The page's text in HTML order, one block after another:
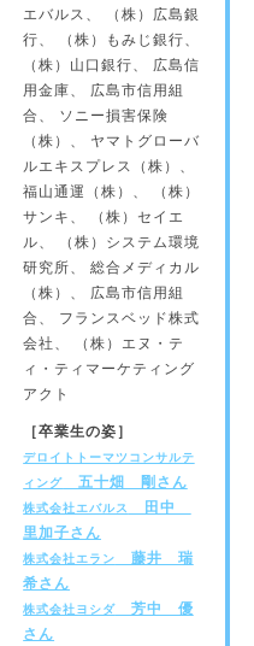
エバルス、 （株）広島銀
行、 （株）もみじ銀行、
（株）山口銀行、 広島信
用金庫、 広島市信用組
合、 ソニー損害保険
（株）、 ヤマトグローバ
ルエキスプレス（株）、
福山通運（株）、 （株）
サンキ、 （株）セイエ
ル、 （株）システム環境
研究所、 総合メディカル
（株）、 広島市信用組
合、 フランスベッド株式
会社、 （株）エヌ・テ
ィ・ティマーケティング
アクト
［卒業生の姿］
デロイトトーマツコンサルテ
ィング
五十畑 剛さん
株式会社エバルス
田中
里加子さん
株式会社エラン
藤井 瑞
希さん
株式会社ヨシダ芳中 優
さん